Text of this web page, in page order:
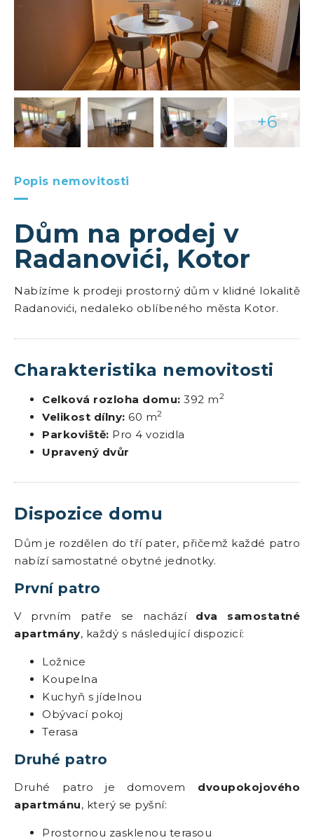
+6
Popis nemovitosti
Dům na prodej v
Radanovići, Kotor
Nabízíme k prodeji prostorný dům v klidné lokalitě
Radanovići, nedaleko oblíbeného města Kotor.
Charakteristika nemovitosti
Celková rozloha domu: 392 m2
Velikost dílny: 60 m2
Parkoviště: Pro 4 vozidla
Upravený dvůr
Dispozice domu
Dům je rozdělen do tří pater, přičemž každé patro
nabízí samostatné obytné jednotky.
První patro
V prvním patře se nachází dva samostatné
apartmány, každý s následující dispozicí:
Ložnice
Koupelna
Kuchyň s jídelnou
Obývací pokoj
Terasa
Druhé patro
Druhé patro je domovem dvoupokojového
apartmánu, který se pyšní:
Prostornou zasklenou terasou